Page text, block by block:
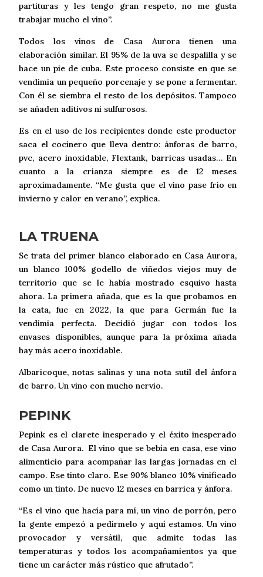
partituras y les tengo gran respeto, no me gusta
trabajar mucho el vino”.
Todos los vinos de Casa Aurora tienen una
elaboración similar. El 95% de la uva se despalilla y se
hace un pie de cuba. Este proceso consiste en que se
vendimia un pequeño porcenaje y se pone a fermentar.
Con él se siembra el resto de los depósitos. Tampoco
se añaden aditivos ni sulfurosos.
Es en el uso de los recipientes donde este productor
saca el cocinero que lleva dentro: ánforas de barro,
pvc, acero inoxidable, Flextank, barricas usadas… En
cuanto a la crianza siempre es de 12 meses
aproximadamente. “Me gusta que el vino pase frío en
invierno y calor en verano”, explica.
LA TRUENA
Se trata del primer blanco elaborado en Casa Aurora,
un blanco 100% godello de viñedos viejos muy de
territorio que se le había mostrado esquivo hasta
ahora. La primera añada, que es la que probamos en
la cata, fue en 2022, la que para Germán fue la
vendimia perfecta. Decidió jugar con todos los
envases disponibles, aunque para la próxima añada
hay más acero inoxidable.
Albaricoque, notas salinas y una nota sutil del ánfora
de barro. Un vino con mucho nervio.
PEPINK
Pepink es el clarete inesperado y el éxito inesperado
de Casa Aurora. El vino que se bebía en casa, ese vino
alimenticio para acompañar las largas jornadas en el
campo. Ese tinto claro. Ese 90% blanco 10% vinificado
como un tinto. De nuevo 12 meses en barrica y ánfora.
“Es el vino que hacía para mí, un vino de porrón, pero
la gente empezó a pedírmelo y aquí estamos. Un vino
provocador y versátil, que admite todas las
temperaturas y todos los acompañamientos ya que
tiene un carácter más rústico que afrutado”.